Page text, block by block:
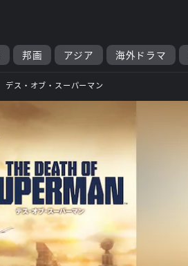
邦画 アジア 海外ドラマ
デス・オブ・スーパーマン